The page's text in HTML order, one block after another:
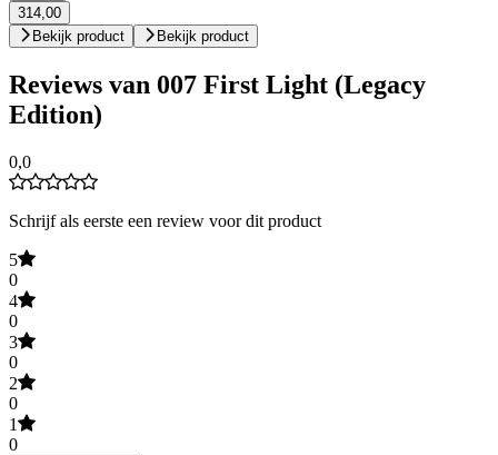
314,00
Bekijk product
Bekijk product
Reviews van 007 First Light (Legacy
Edition)
0,0
Schrijf als eerste een review voor dit product
5
0
4
0
3
0
2
0
1
0